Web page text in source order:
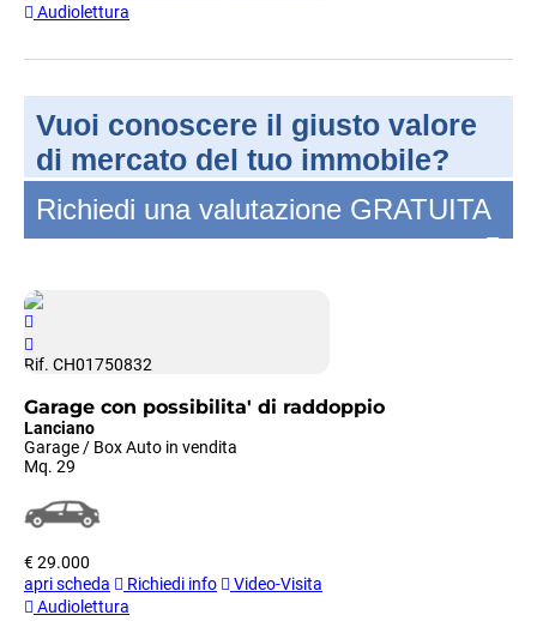
Audiolettura
Vuoi conoscere il giusto valore
di mercato del tuo immobile?
Richiedi una valutazione GRATUITA
Rif. CH01750832
Garage con possibilita' di raddoppio
Lanciano
Garage / Box Auto in vendita
Mq. 29
€ 29.000
apri scheda
Richiedi info
Video-Visita
Audiolettura